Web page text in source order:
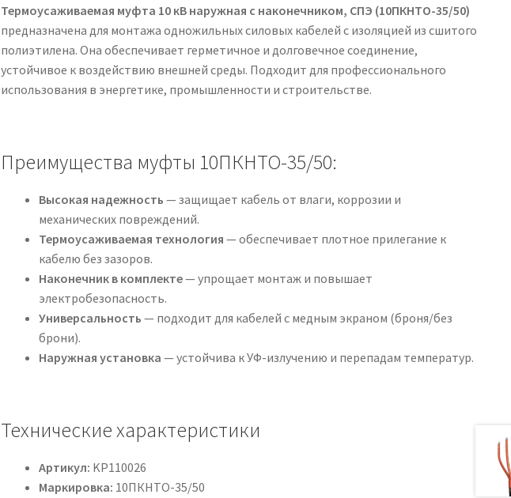
Термоусаживаемая муфта 10 кВ наружная с наконечником, СПЭ (10ПКНТО-35/50)
предназначена для монтажа одножильных силовых кабелей с изоляцией из сшитого
полиэтилена. Она обеспечивает герметичное и долговечное соединение,
устойчивое к воздействию внешней среды. Подходит для профессионального
использования в энергетике, промышленности и строительстве.
Преимущества муфты 10ПКНТО-35/50:
Высокая надежность — защищает кабель от влаги, коррозии и
механических повреждений.
Термоусаживаемая технология — обеспечивает плотное прилегание к
кабелю без зазоров.
Наконечник в комплекте— упрощает монтаж и повышает
электробезопасность.
Универсальность — подходит для кабелей с медным экраном (броня/без
брони).
Наружная установка — устойчива к УФ-излучению и перепадам температур.
Технические характеристики
Артикул: KP110026
Маркировка: 10ПКНТО-35/50